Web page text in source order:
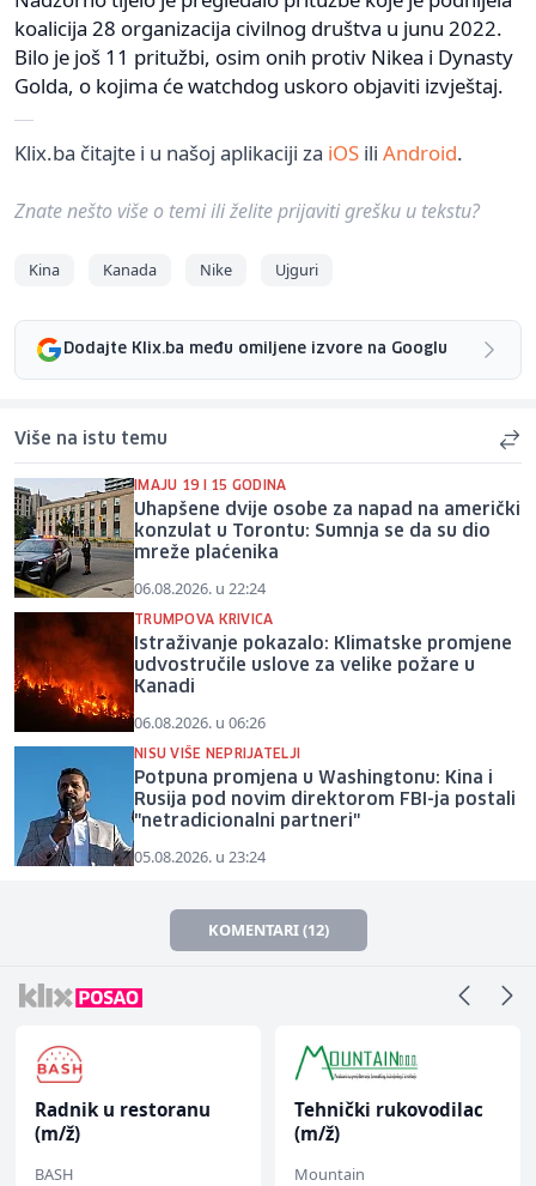
koalicija 28 organizacija civilnog društva u junu 2022.
Bilo je još 11 pritužbi, osim onih protiv Nikea i Dynasty
Golda, o kojima će watchdog uskoro objaviti izvještaj.
Klix.ba čitajte i u našoj aplikaciji za iOS ili Android.
Znate nešto više o temi ili želite prijaviti grešku u tekstu?
Kina Kanada Nike Ujguri
Dodajte Klix.ba među omiljene izvore na Googlu
Više na istu temu
IMAJU 19 I 15 GODINA
Uhapšene dvije osobe za napad na američki
konzulat u Torontu: Sumnja se da su dio
mreže plaćenika
06.08.2026. u 22:24
TRUMPOVA KRIVICA
Istraživanje pokazalo: Klimatske promjene
udvostručile uslove za velike požare u
Kanadi
06.08.2026. u 06:26
NISU VIŠE NEPRIJATELJI
Potpuna promjena u Washingtonu: Kina i
Rusija pod novim direktorom FBI-ja postali
"netradicionalni partneri"
05.08.2026. u 23:24
KOMENTARI (12)
Radnik u restoranu
(m/ž)
BASH
Tehnički rukovodilac
(m/ž)
Mountain